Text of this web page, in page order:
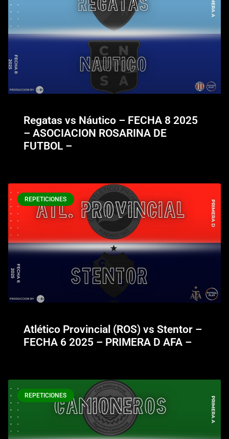
Regatas vs Náutico – FECHA 8 2025
– ASOCIACION ROSARINA DE
FUTBOL –
REPETICIONES
Atlético Provincial (ROS) vs Stentor –
FECHA 6 2025 – PRIMERA D AFA –
REPETICIONES